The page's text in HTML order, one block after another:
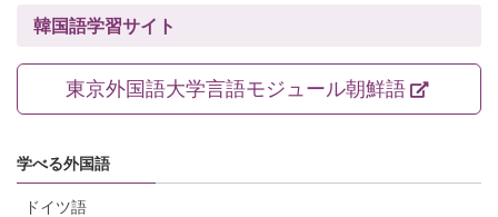
韓国語学習サイト
東京外国語大学言語モジュール朝鮮語
学べる外国語
ドイツ語